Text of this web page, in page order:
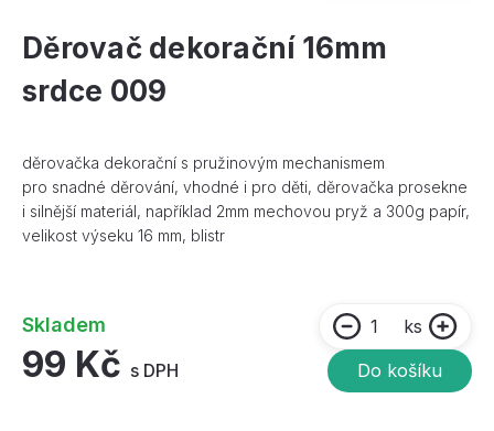
Děrovač dekorační 16mm
srdce 009
děrovačka dekorační s pružinovým mechanismem
pro snadné děrování, vhodné i pro děti, děrovačka prosekne
i silnější materiál, například 2mm mechovou pryž a 300g papír,
velikost výseku 16 mm, blistr
Skladem
99 Kč s DPH
ks
Do košíku